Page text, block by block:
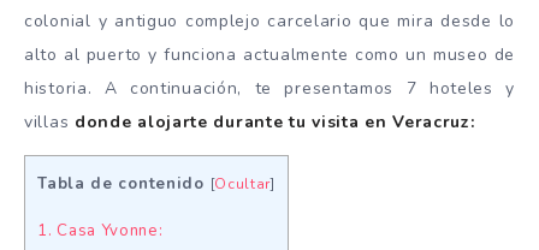
colonial y antiguo complejo carcelario que mira desde lo
alto al puerto y funciona actualmente como un museo de
historia. A continuación, te presentamos 7 hoteles y
villas donde alojarte durante tu visita en Veracruz:
Tabla de contenido [Ocultar]
1. Casa Yvonne: